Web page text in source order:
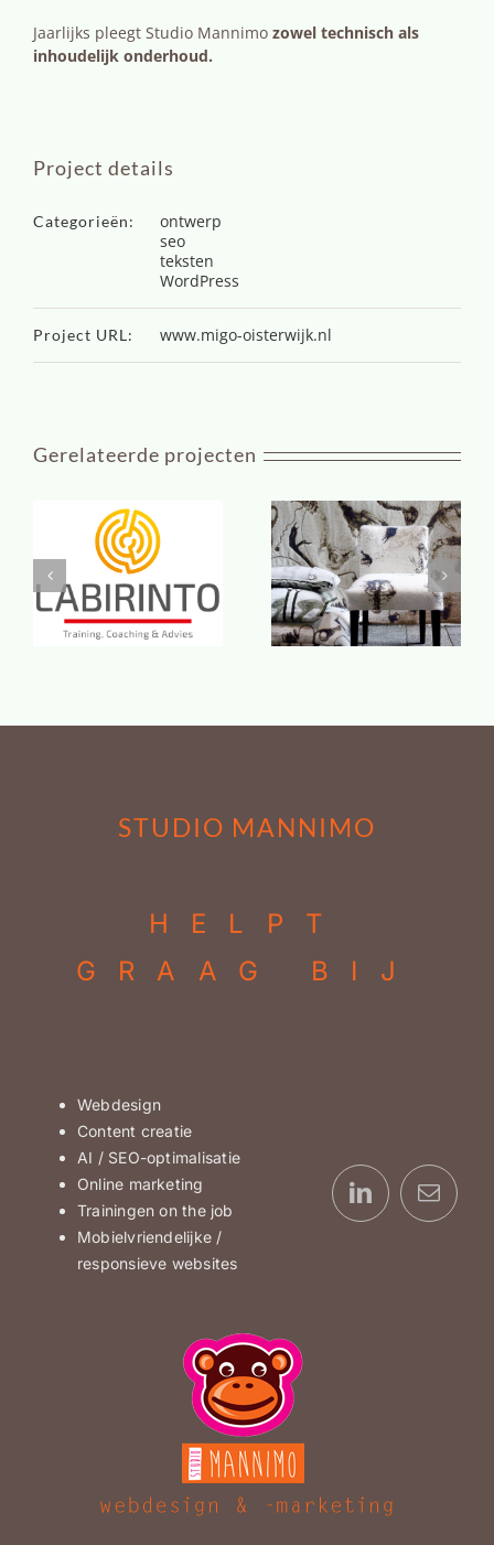
Jaarlijks pleegt Studio Mannimo zowel technisch als
inhoudelijk onderhoud.
Project details
Categorieën:
ontwerp
seo
teksten
WordPress
Project URL: www.migo-oisterwijk.nl
Gerelateerde projecten
Lonneke de Kok –
STUDIO MANNIMO
HELPT
GRAAG BIJ
Webdesign
Content creatie
AI / SEO-optimalisatie
Online marketing
Trainingen on the job
Mobielvriendelijke /
responsieve websites